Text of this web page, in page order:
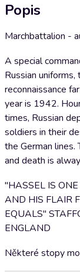
Popis
Marchbattalion -
A special
Russian
reconnaissance
year is 1942.
times, Russian
soldiers in their
the German
and death is
"HASSEL IS
AND HIS FLAIR
EQUALS"
ENGLAND
Některé stopy